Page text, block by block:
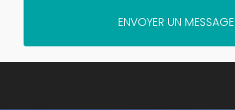
ENVOYER UN MESSAGE